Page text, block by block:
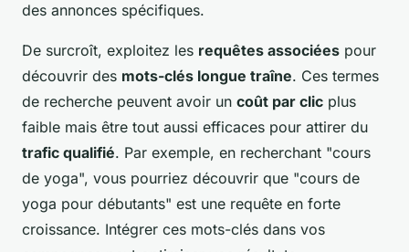
des annonces spécifiques.
De surcroît, exploitez les requêtes associées pour
découvrir des mots-clés longue traîne. Ces termes
de recherche peuvent avoir un coût par clic plus
faible mais être tout aussi efficaces pour attirer du
trafic qualifié. Par exemple, en recherchant "cours
de yoga", vous pourriez découvrir que "cours de
yoga pour débutants" est une requête en forte
croissance. Intégrer ces mots-clés dans vos